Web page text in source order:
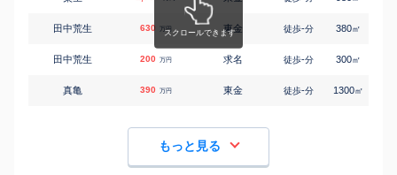
田中荒生 630 万円 東金 徒歩-分 380㎡
田中荒生 200 万円 求名 徒歩-分 300㎡
真亀 390 万円 東金 徒歩-分 1300㎡
もっと見る